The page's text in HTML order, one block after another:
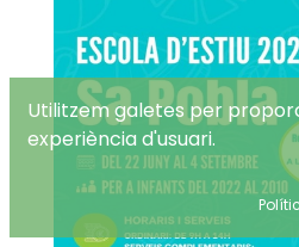
Utilitzem galetes per
experiència d'usuari.